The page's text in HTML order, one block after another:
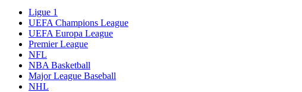
Ligue 1
UEFA Champions League
UEFA Europa League
Premier League
NFL
NBA Basketball
Major League Baseball
NHL